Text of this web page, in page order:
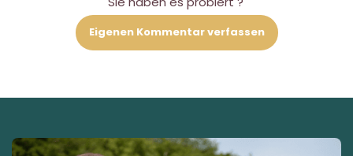
Eigenen Kommentar verfassen